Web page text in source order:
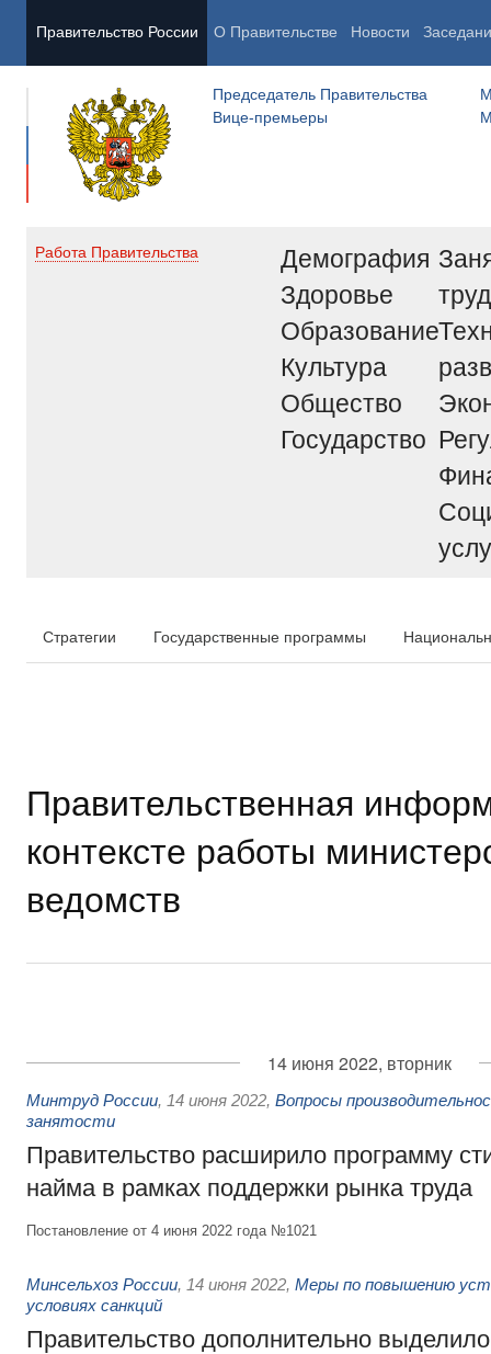
Правительство России О Правительстве Новости
Председатель Правительства
Вице-премьеры
Работа Правительства
Демография
Здоровье
Образование
Культура
Общество
Государство
труд
Стратегии Государственные программы
Правительственная
контексте работы
ведомств
14 июня 2022, вторник
Минтруд России, 14 июня 2022, Вопросы
занятости
Правительство расширило программу
найма в рамках поддержки рынка труда
Постановление от 4 июня 2022 года №1021
Минсельхоз России, 14 июня 2022, Меры по повышению
условиях санкций
Правительство дополнительно